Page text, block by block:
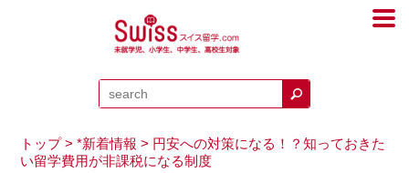
トップ>*新着情報 > 円安への対策になる！？知っておきた
い留学費用が非課税になる制度